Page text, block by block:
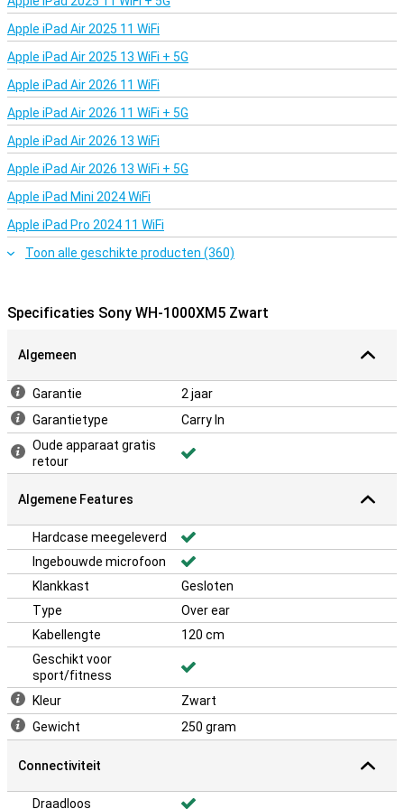
1000XM5 automatisch naar je telefoon.
Bediening via touchpad
De oorschelpen hebben een touchpad waarmee je een ander
nummer kiest, het volume bedient of inkomende oproepen
aanneemt. Ook is er ondersteuning voor spraakassistenten Google
Assistant en Amazon Alexa aanwezig, zodat je de koptelefoon kan
besturen met je stem. Handig als je even je handen vol hebt! Ook
heeft de 1000XM5 de Speak-to-Chat functie. Met deze functie kun
je praten en tegelijkertijd je omgeving horen zonder je Sony WH-
1000XM5 Zwart af te zetten. De headphone herkent je stem en
stopt zo automatisch de muziek en laat omgevingsgeluiden toe.
Een andere handige functie is dat de muziek automatisch
pauzeert of verder gaat zodra je de koptelefoon afzet of opzet.
Apple iPad Air 2025 11 WiFi
Apple iPad Air 2025 13 WiFi + 5G
Apple iPad Air 2026 11 WiFi
Apple iPad Air 2026 11 WiFi + 5G
Apple iPad Air 2026 13 WiFi
Apple iPad Air 2026 13 WiFi + 5G
Apple iPad Mini 2024 WiFi
Apple iPad Pro 2024 11 WiFi
Toon alle geschikte producten (360)
Specificaties Sony WH-1000XM5 Zwart
Algemeen
Garantie
2 jaar
Garantietype
Carry In
Oude apparaat gratis
retour
Algemene Features
Hardcase meegeleverd
Ingebouwde microfoon
Klankkast
Gesloten
Type
Over ear
Kabellengte
120 cm
Geschikt voor
sport/fitness
Kleur
Zwart
Gewicht
250 gram
Connectiviteit
Draadloos